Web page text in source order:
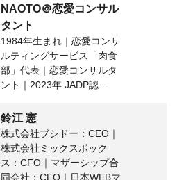
NAOTO＠恋愛コンサル
タント
1984年生まれ｜恋愛コンサ
ルティングサービス「肉食
部」代表｜恋愛コンサルタ
ント｜2023年 JADP認...
鈴江 憲
株式会社ブシドー：CEO｜
株式会社ミックスボック
ス：CFO｜マザーシップ合
同会社：CEO｜日本WEBマ